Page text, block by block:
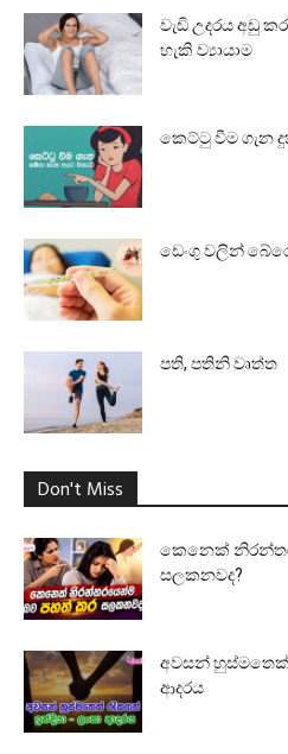
වැඩි උදරය අඩු
හැකි ව්‍යායාම
කෙට්ටු වීම ගැන
ඩෙංගු වලින්
පති, පතිනි වෘත්ත
Don't Miss
කෙනෙක්
සලකනවද?
අවසන් හුස්මතෙක්
ආදරය